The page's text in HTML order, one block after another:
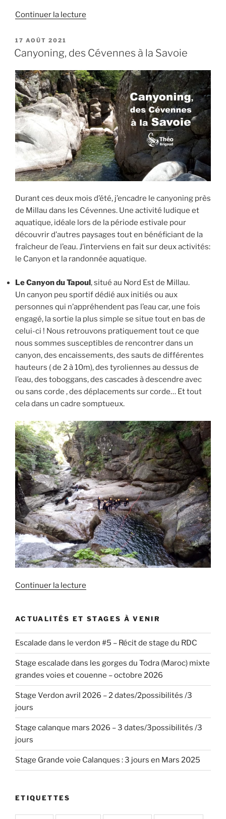
Continuer la lecture
découverte
canyons
d’alpage »
PUBLIÉ
LE
17 AOÛT 2021
Canyoning, des Cévennes à la Savoie
Durant ces deux mois d’été, j’encadre le canyoning près
de Millau dans les Cévennes. Une activité ludique et
aquatique, idéale lors de la période estivale pour
découvrir d’autres paysages tout en bénéficiant de la
fraîcheur de l’eau. J’interviens en fait sur deux activités:
le Canyon et la randonnée aquatique.
Le Canyon du Tapoul, situé au Nord Est de Millau.
Un canyon peu sportif dédié aux initiés ou aux
personnes qui n’appréhendent pas l’eau car, une fois
engagé, la sortie la plus simple se situe tout en bas de
celui-ci ! Nous retrouvons pratiquement tout ce que
nous sommes susceptibles de rencontrer dans un
canyon, des encaissements, des sauts de différentes
hauteurs ( de 2 à 10m), des tyroliennes au dessus de
l’eau, des toboggans, des cascades à descendre avec
ou sans corde , des déplacements sur corde… Et tout
cela dans un cadre somptueux.
Continuer la lecture
Cévennes
à
la
ACTUALITÉS ET STAGES À VENIR
Escalade dans le verdon #5 – Récit de stage du RDC
Stage escalade dans les gorges du Todra (Maroc) mixte
grandes voies et couenne – octobre 2026
Stage Verdon avril 2026 – 2 dates/2possibilités /3
jours
Stage calanque mars 2026 – 3 dates/3possibilités /3
jours
Stage Grande voie Calanques : 3 jours en Mars 2025
ETIQUETTES